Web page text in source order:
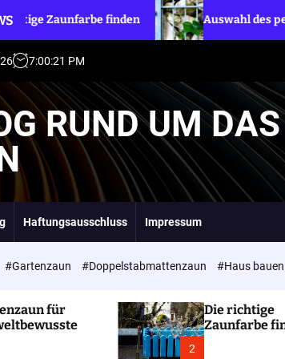
Auswahl des perfekten
7:00:22 PM
RUND UM
Haftungsausschluss Impressum
#Gartenzaun #Doppelstabmattenzaun #Haus bauen
für
2
Die richtige
Zaunfarbe